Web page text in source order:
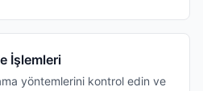
İşlemleri
yöntemlerini kontrol edin ve